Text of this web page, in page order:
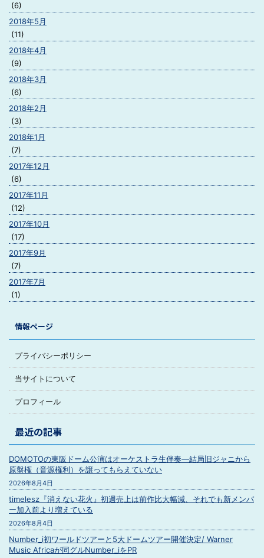
(6)
2018年5月
(11)
2018年4月
(9)
2018年3月
(6)
2018年2月
(3)
2018年1月
(7)
2017年12月
(6)
2017年11月
(12)
2017年10月
(17)
2017年9月
(7)
2017年7月
(1)
情報ページ
プライバシーポリシー
当サイトについて
プロフィール
最近の記事
DOMOTOの東阪ドーム公演はオーケストラ生伴奏―結局旧ジャニから
原盤権（音源権利）を譲ってもらえていない
2026年8月4日
timelesz『消えない花火』初週売上は前作比大幅減、それでも新メンバ
ー加入前より増えている
2026年8月4日
Number_i初ワールドツアーと5大ドームツアー開催決定/ Warner
Music Africaが同グルNumber_iをPR